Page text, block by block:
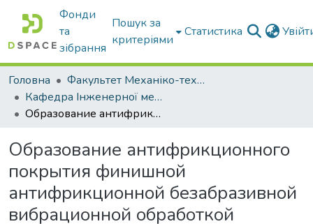
Фонди
та
зібрання
Пошук за
критеріями
Статистика
Головна
Факультет Механіко-технологічний
Кафедра Інженерної механіки та комп'ютерного проектування
Образование антифрикционного покрытия финишной антифрикционной безабразивной вибрационной обработкой
Образование антифрикционного
покрытия финишной
антифрикционной безабразивной
вибрационной обработкой